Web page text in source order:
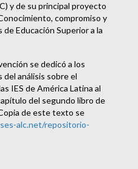
y de su principal proyecto
compromiso y
Educación Superior a la
se dedicó a los
análisis sobre el
IES de América Latina al
del segundo libro de
de este texto se
alc.net/repositorio-